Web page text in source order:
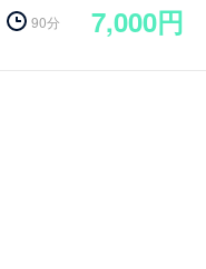
90分 7,000円